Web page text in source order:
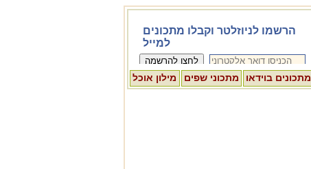
מתכונים בוידאו מתכוני שפים מילון אוכל